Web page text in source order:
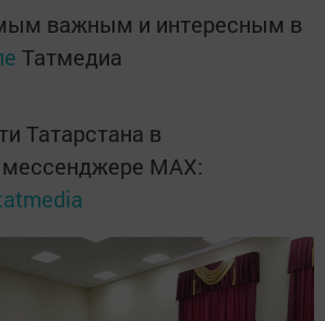
важным и интересным в
Татмедиа
Татарстана в
MАХ: